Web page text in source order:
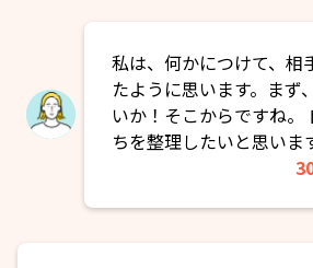
私は、何かにつけて、相
たように思います。まず
いか！そこからですね。
ちを整理したいと思いま